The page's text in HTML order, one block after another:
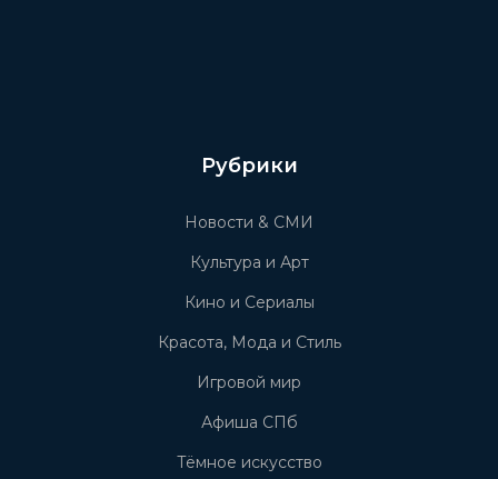
Рубрики
Новости & СМИ
Культура и Арт
Кино и Сериалы
Красота, Мода и Стиль
Игровой мир
Афиша СПб
Тёмное искусство